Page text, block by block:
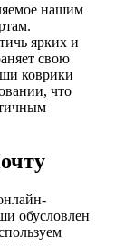
нашим
ярких и
свою
коврики
что
обусловлен